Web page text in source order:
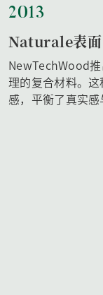
2013
Naturale表面
NewTechWood
理的复合材料。
感，平衡了真实感